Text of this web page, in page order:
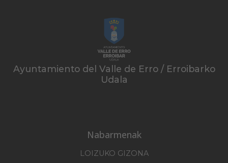
Ayuntamiento del Valle de Erro / Erroibarko
Udala
Nabarmenak
LOIZUKO GIZONA